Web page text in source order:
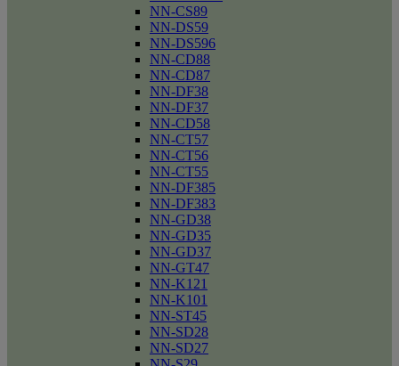
NN-CS89
NN-DS59
NN-DS596
NN-CD88
NN-CD87
NN-DF38
NN-DF37
NN-CD58
NN-CT57
NN-CT56
NN-CT55
NN-DF385
NN-DF383
NN-GD38
NN-GD35
NN-GD37
NN-GT47
NN-K121
NN-K101
NN-ST45
NN-SD28
NN-SD27